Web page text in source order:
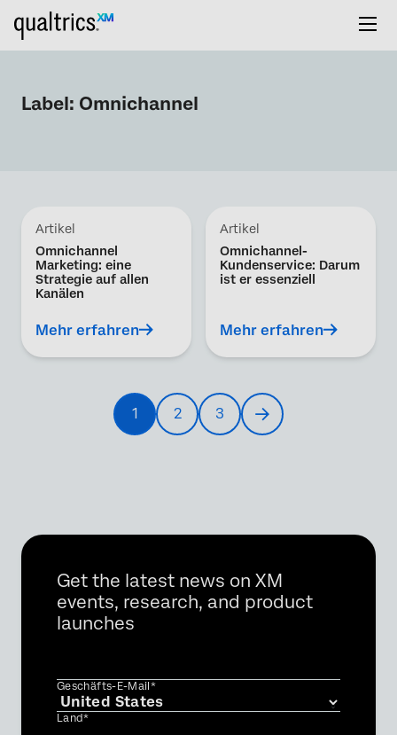
Label: Omnichannel
Artikel
Omnichannel
Marketing: eine
Strategie auf allen
Kanälen
Mehr erfahren
Artikel
Omnichannel-
Kundenservice: Darum
ist er essenziell
Mehr erfahren
Seitennummerierung
Current
page
1 Seite
2 Seite
3
Next
page
Get the latest news on XM
events, research, and product
launches
Geschäfts-E-Mail*
Land*